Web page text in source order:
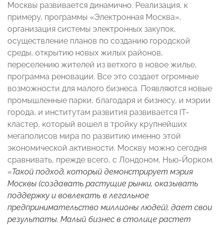
Москвы развивается динамично. Реализация, к
примеру, программы «Электронная Москва»,
организация системы электронных закупок,
осуществление планов по созданию городской
среды, открытию новых жилых районов,
переселению жителей из ветхого в новое жилье,
программа реновации. Все это создает огромные
возможности для малого бизнеса. Появляются новые
промышленные парки, благодаря и бизнесу, и мэрии
города, и институтам развития развивается IT-
кластер, который вошел в тройку крупнейших
мегаполисов мира по развитию именно этой
экономической активности. Москву можно сегодня
сравнивать, прежде всего, с Лондоном, Нью-Йорком.
«Такой подход, который демонстрирует мэрия
Москвы (создавать растущие рынки, оказывать
поддержку и вовлекать в легальное
предпринимательство миллионы людей), дает свои
результаты. Малый бизнес в столице растет